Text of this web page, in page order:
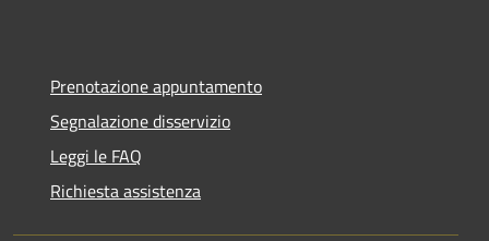
Prenotazione appuntamento
Segnalazione disservizio
Leggi le FAQ
Richiesta assistenza